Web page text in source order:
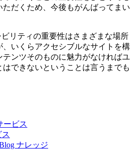
だくため、今後もがんばってまい
リティの重要性はさまざまな場所
いくらアクセシブルなサイトを構
ンツそのものに魅力がなければユ
できないということは言うまでも
ービス
ナレッジ